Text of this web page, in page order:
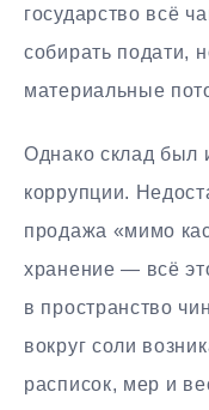
государство всё
собирать подати,
материальные
Однако склад был
коррупции.
продажа «мимо
хранение — всё
в пространство
вокруг соли
расписок, мер и